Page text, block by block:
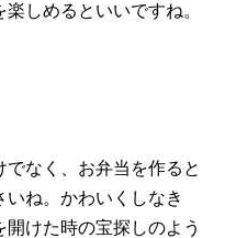
しめるといいですね。
なく、お弁当を作ると
ね。かわいくしなき
けた時の宝探しのよう